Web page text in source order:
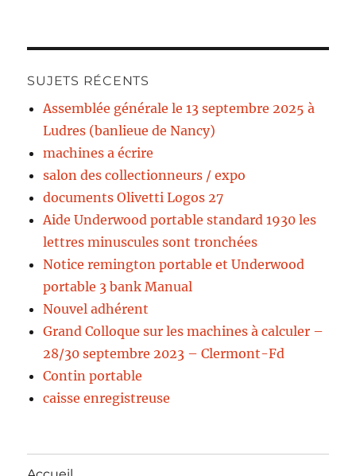
SUJETS RÉCENTS
Assemblée générale le 13 septembre 2025 à
Ludres (banlieue de Nancy)
machines a écrire
salon des collectionneurs / expo
documents Olivetti Logos 27
Aide Underwood portable standard 1930 les
lettres minuscules sont tronchées
Notice remington portable et Underwood
portable 3 bank Manual
Nouvel adhérent
Grand Colloque sur les machines à calculer –
28/30 septembre 2023 – Clermont-Fd
Contin portable
caisse enregistreuse